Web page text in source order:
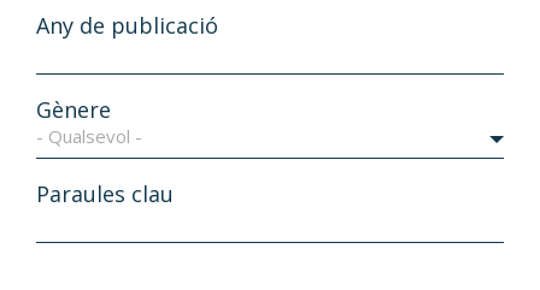
Any de publicació
Gènere
- Qualsevol -
Paraules clau